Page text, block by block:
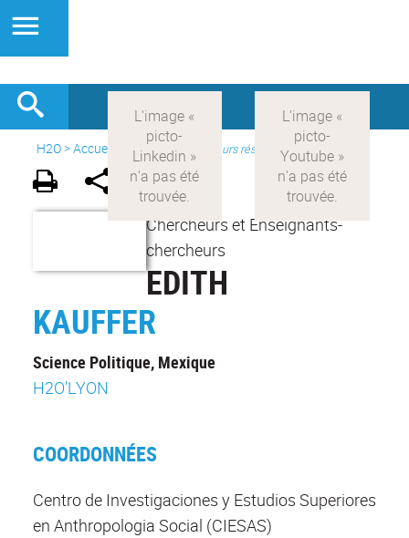
H2O>Accueil Actions > Chercheurs résidents
Chercheurs et Enseignants-
chercheurs
EDITH
KAUFFER
Science Politique, Mexique
H2O'LYON
COORDONNÉES
Centro de Investigaciones y Estudios Superiores
en Anthropologia Social (CIESAS)